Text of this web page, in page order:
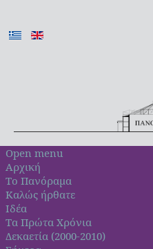
Open menu
Αρχική
Το Πανόραμα
Καλώς ήρθατε
Ιδέα
Τα Πρώτα Χρόνια
Δεκαετία (2000-2010)